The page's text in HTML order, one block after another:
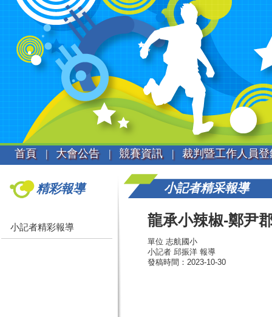
首頁 | 大會公告 | 競賽資訊 | 裁判暨工作人員
精彩報導
小記者精彩報導
小記者精采報導
龍承小辣椒-鄭尹
單位 志航國小
小記者 邱振洋 報導
發稿時間：2023-10-30